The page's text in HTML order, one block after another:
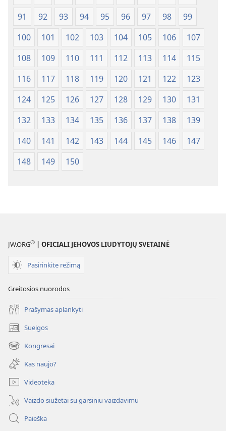
91
92 93 94 95 96 97 98
99
100
101 102 103 104 105 106
107
108
109 110 111 112 113 114
115
116
117 118 119 120 121 122
123
124
125 126 127 128 129 130
131
132
133 134 135 136 137 138
139
140
141 142 143 144 145 146
147
148
149 150
JW.ORG® | OFICIALI JEHOVOS LIUDYTOJŲ SVETAINĖ
Pasirinkite režimą
Greitosios nuorodos
Prašymas aplankyti
Sueigos
(atsiveria
naujas
langas)
Kongresai
(atsiveria
naujas
langas)
Kas naujo?
Videoteka
Vaizdo siužetai su garsiniu vaizdavimu
Paieška